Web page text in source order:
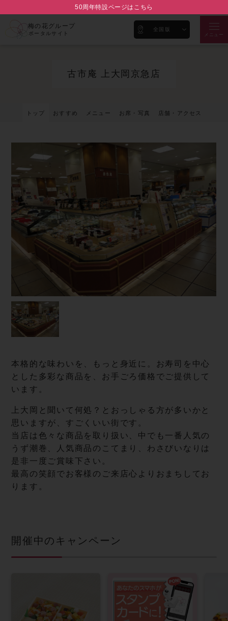
50周年特設ページはこちら
梅の花グループ
ポータルサイト
全国版
メニュー
古市庵 上大岡京急店
トップ おすすめ メニュー お席・写真 店舗・アクセス
本格的な味わいを、もっと身近に。お寿司を中心
とした多彩な商品を、お手ごろ価格でご提供して
います。
上大岡と聞いて何処？とおっしゃる方が多いかと
思いますが、すごくいい街です。
当店は色々な商品を取り扱い、中でも一番人気の
うず潮巻、人気商品のこてまり、わさびいなりは
是非一度ご賞味下さい。
最高の笑顔でお客様のご来店心よりおまちしてお
ります。
開催中のキャンペーン